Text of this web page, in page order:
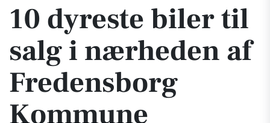
10 dyreste biler til
salg i nærheden af
Fredensborg
Kommune